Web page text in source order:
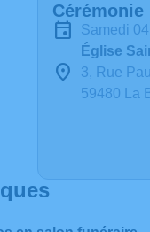
samedi
Église
3, Rue
59480 La